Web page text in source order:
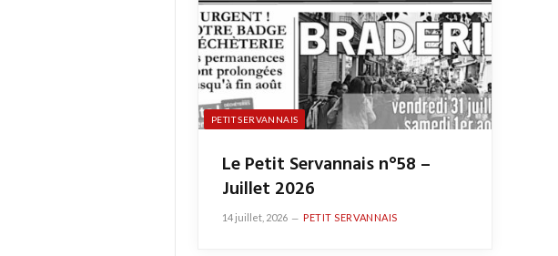
PETIT SERVANNAIS
Le Petit Servannais n°58 –
Juillet 2026
14 juillet, 2026 PETIT SERVANNAIS